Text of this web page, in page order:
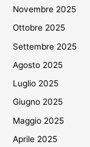
Novembre 2025
Ottobre 2025
Settembre 2025
Agosto 2025
Luglio 2025
Giugno 2025
Maggio 2025
Aprile 2025